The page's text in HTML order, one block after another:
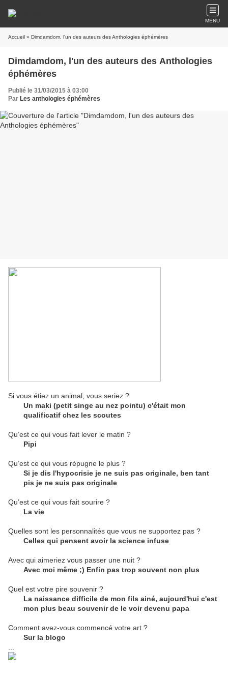
MENU
Accueil » Dimdamdom, l'un des auteurs des Anthologies éphémères
Dimdamdom, l'un des auteurs des Anthologies
éphémères
Publié le 31/03/2015 à 03:00
Par Les anthologies éphémères
Si vous étiez un animal, vous seriez ?
Un maki (petit singe au nez pointu) c'était mon
qualificatif chez les scoutes
Qu’est ce qui vous fait lever le matin ?
Pipi
Qu’est ce qui vous répugne le plus ?
Si je dis l'hypocrisie je ne suis pas originale, ben tant
pis je ne suis pas originale
Qu’est ce qui vous fait sourire ?
La vie
Quelles sont les personnalités que vous ne supportez pas ?
Celles qui pensent avoir la science infuse
Avec qui aimeriez vous passer une nuit ?
Avec moi même ;) Enfin pas trop souvent non plus
Quel est votre pire souvenir ?
La naissance difficile de mon fils ainé, aujourd'hui c'est
mon plus beau souvenir de le voir devenu papa
Comment avez-vous commencé votre art ?
Sur la blogo